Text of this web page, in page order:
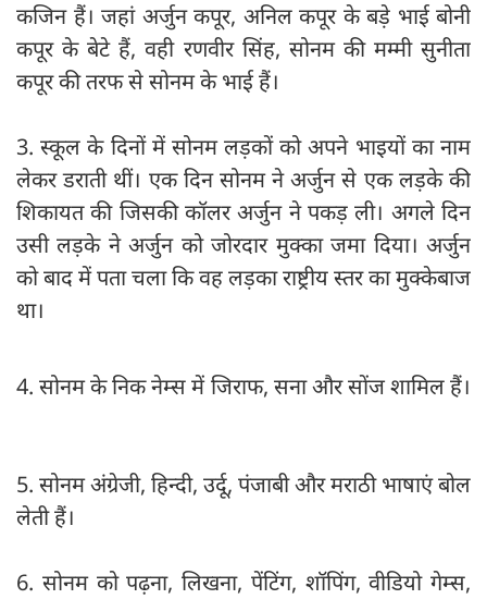
कजिन हैं। जहां अर्जुन कपूर, अनिल कपूर के बड़े भाई बोनी
कपूर के बेटे हैं, वही रणवीर सिंह, सोनम की मम्मी सुनीता
कपूर की तरफ से सोनम के भाई हैं।
3. स्कूल के दिनों में सोनम लड़कों को अपने भाइयों का नाम
लेकर डराती थीं। एक दिन सोनम ने अर्जुन से एक लड़के की
शिकायत की जिसकी कॉलर अर्जुन ने पकड़ ली। अगले दिन
उसी लड़के ने अर्जुन को जोरदार मुक्का जमा दिया। अर्जुन
को बाद में पता चला कि वह लड़का राष्ट्रीय स्तर का मुक्केबाज
था।
4. सोनम के निक नेम्स में जिराफ, सना और सोंज शामिल हैं।
5. सोनम अंग्रेजी, हिन्दी, उर्दू, पंजाबी और मराठी भाषाएं बोल
लेती हैं।
6. सोनम को पढ़ना, लिखना, पेंटिंग, शॉपिंग, वीडियो गेम्स,